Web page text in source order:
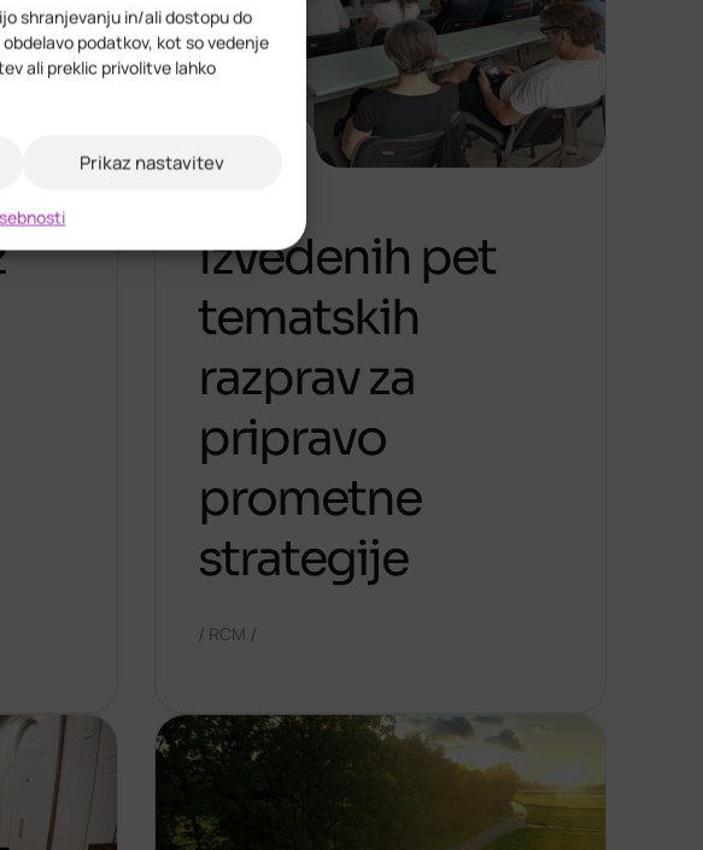
shranjevanju in/ali dostopu do
podatkov, kot so vedenje
ali preklic privolitve lahko
Prikaz nastavitev
Izvedenih pet
tematskih
razprav za
pripravo
prometne
strategije
/ RCM /